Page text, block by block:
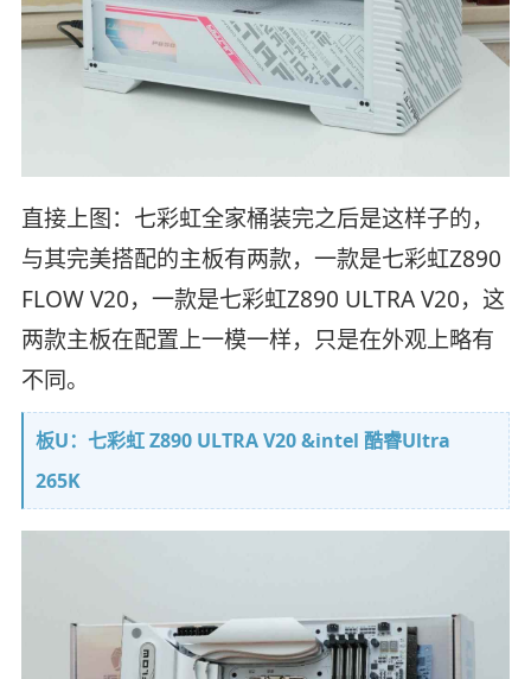
直接上图：七彩虹全家桶装完之后是这样子的，
与其完美搭配的主板有两款，一款是七彩虹Z890
FLOW V20，一款是七彩虹Z890 ULTRA V20，这
两款主板在配置上一模一样，只是在外观上略有
不同。
板U：七彩虹 Z890 ULTRA V20 &intel 酷睿Ultra
265K